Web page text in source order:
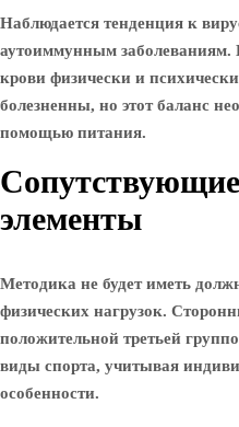
Наблюдается тенденция к
аутоиммунным заболеваниям.
крови физически и
болезненны, но этот баланс
помощью питания.
Сопутствующие
элементы
Методика не будет иметь
физических нагрузок.
положительной третьей
виды спорта, учитывая
особенности.